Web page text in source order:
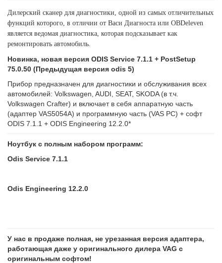
Дилерский сканер для диагностики, одной из самых отличительных
функций которого, в отличии от Васи Диагноста или OBDeleven
является ведомая диагностика, которая подсказывает как
ремонтировать автомобиль.
Новинка, новая версия ODIS Service 7.1.1 + PostSetup
75.0.50 (Предыдущая версия odis 5)
Прибор предназначен для диагностики и обслуживания всех
автомобилей: Volkswagen, AUDI, SEAT, SKODA (в т.ч.
Volkswagen Crafter) и включает в себя аппаратную часть
(адаптер VAS5054A) и программную часть (VAS PC) + софт
ODIS 7.1.1 + ODIS Engineering 12.2.0*
Ноутбук с полным набором программ:
Odis Service 7.1.1
Odis Engineering 12.2.0
У нас в продаже полная, не урезанная версия адаптера,
работающая даже у оригинального дилера VAG с
оригинальным софтом!